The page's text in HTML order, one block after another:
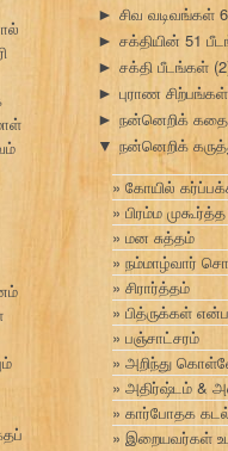
► சிவ வடிவங்கள்
► சக்தியின் 51
► சக்தி பீடங்கள்
► புராண சிற்பங்கள்
► நன்னெறிக்
▼ நன்னெறிக்
கோயில்
பிரம்ம
மன சுத்தம்
நம்மாழ்வார்
சிரார்த்தம்
பித்ருக்கள்
பஞ்சாட்சரம்
அறிந்து
அதிர்ஷ்டம் &
கார்போதக
இறையவர்கள்